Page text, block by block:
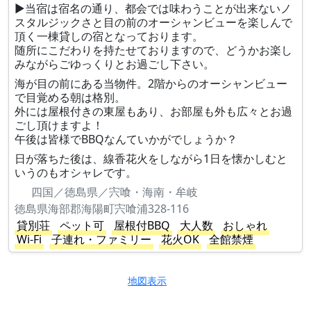
▶当宿は宿名の通り、都会では味わうことが出来ないノ
スタルジックさと目の前のオーシャンビューを楽しんで
頂く一棟貸しの宿となっております。
随所にこだわりを持たせておりますので、どうかお楽し
みながらごゆっくりとお過ごし下さい。
海が目の前にある当物件。2階からのオーシャンビュー
で目覚める朝は格別。
外には屋根付きの東屋もあり、お部屋も外も広々とお過
ごし頂けますよ！
午後は皆様でBBQなんていかがでしょうか？
日が落ちた後は、線香花火をしながら1日を懐かしむと
いうのもオシャレです。
四国／徳島県／宍喰・海南・牟岐
徳島県海部郡海陽町宍喰浦328-116
貸別荘
ペット可 屋根付BBQ 大人数
おしゃれ
Wi-Fi
子連れ・ファミリー 花火OK 全館禁煙
地図表示